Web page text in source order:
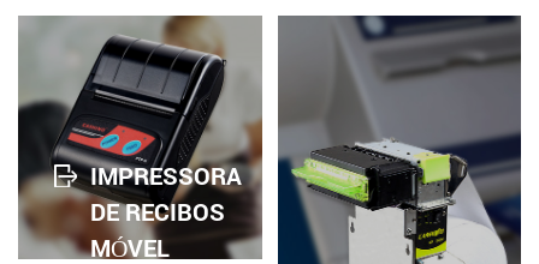
IMPRESSORA
DE RECIBOS
MÓVEL
leia mais